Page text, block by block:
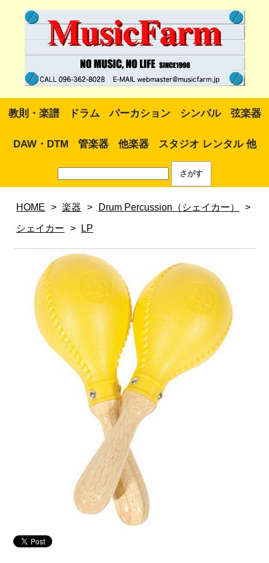
教則・楽譜 ドラム パーカション シンバル 弦楽器
DAW・DTM 管楽器 他楽器 スタジオ レンタル 他
HOME > 楽器 > Drum Percussion（シェイカー） >
シェイカー > LP